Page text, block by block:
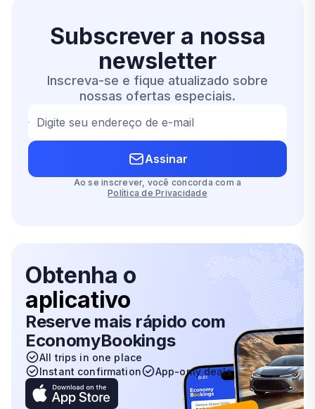
Subscrever a nossa
newsletter
Inscreva-se e fique atualizado sobre
nossas ofertas especiais.
Digite seu endereço de e-mail
Assinar
Ao se inscrever, você concorda com a
Política de Privacidade
Obtenha o
aplicativo
Reserve mais rápido com
EconomyBookings
All trips in one place
Instant confirmation
App-only deals